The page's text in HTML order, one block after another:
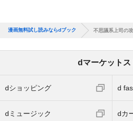
漫画無料試し読みならdブック 不思議系上司の
dマーケットス
dショッピング d
dミュージック dカ